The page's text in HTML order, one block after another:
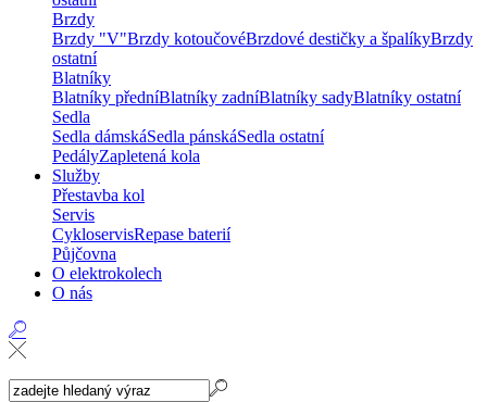
Brzdy
Brzdy "V"Brzdy kotoučovéBrzdové destičky a špalíkyBrzdy
ostatní
Blatníky
Blatníky předníBlatníky zadníBlatníky sadyBlatníky ostatní
Sedla
Sedla dámskáSedla pánskáSedla ostatní
PedályZapletená kola
Služby
Přestavba kol
Servis
CykloservisRepase baterií
Půjčovna
O elektrokolech
O nás